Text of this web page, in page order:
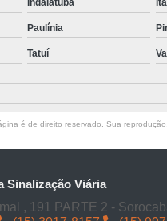
Indaiatuba
Paulínia
Tatuí
é de direito reservado. Sua
Sinalização Viária
, 191 PARTE 2 -